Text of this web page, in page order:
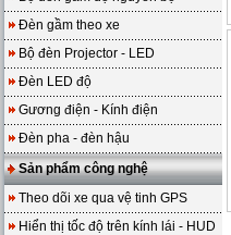
Đèn gầm theo xe
Bộ đèn Projector - LED
Đèn LED độ
Gương điện - Kính điện
Đèn pha - đèn hậu
Sản phẩm công nghệ
Theo dõi xe qua vệ tinh GPS
Hiển thị tốc độ trên kính lái - HUD